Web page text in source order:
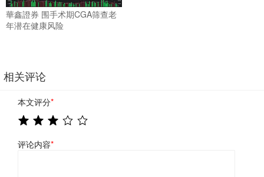
華鑫證券 围手术期CGA筛查老
年潜在健康风险
相关评论
本文评分*
评论内容*